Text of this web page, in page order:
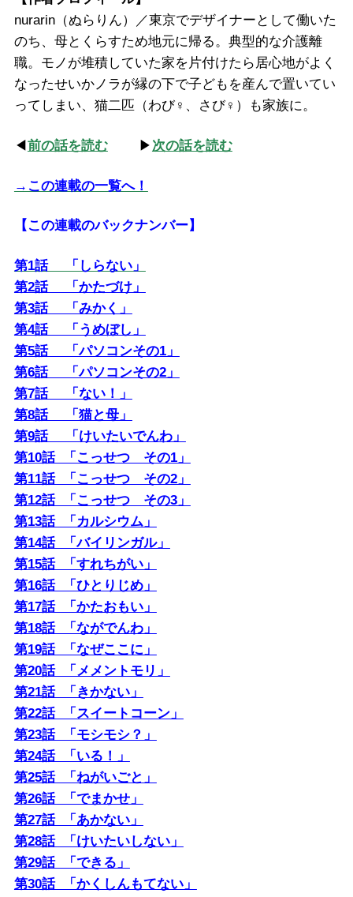
nurarin（ぬらりん）／東京でデザイナーとして働いた
のち、母とくらすため地元に帰る。典型的な介護離
職。モノが堆積していた家を片付けたら居心地がよく
なったせいかノラが縁の下で子どもを産んで置いてい
ってしまい、猫二匹（わび♀、さび♀）も家族に。
◀前の話を読む▶ 次の話を読む
→この連載の一覧へ！
【この連載のバックナンバー】
第1話 「しらない」
第2話 「かたづけ」
第3話 「みかく」
第4話 「うめぼし」
第5話 「パソコンその1」
第6話 「パソコンその2」
第7話 「ない！」
第8話 「猫と母」
第9話 「けいたいでんわ」
第10話 「こっせつ その1」
第11話 「こっせつ その2」
第12話 「こっせつ その3」
第13話 「カルシウム」
第14話 「バイリンガル」
第15話 「すれちがい」
第16話 「ひとりじめ」
第17話 「かたおもい」
第18話 「ながでんわ」
第19話 「なぜここに」
第20話 「メメントモリ」
第21話 「きかない」
第22話 「スイートコーン」
第23話 「モシモシ？」
第24話 「いる！」
第25話 「ねがいごと」
第26話 「でまかせ」
第27話 「あかない」
第28話 「けいたいしない」
第29話 「できる」
第30話 「かくしんもてない」